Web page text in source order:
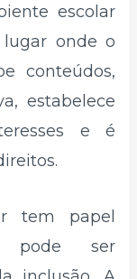
escolar
onde o
conteúdos,
estabelece
e é
tem papel
pode ser